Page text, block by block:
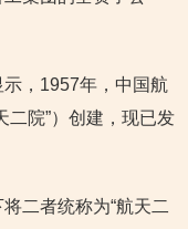
，1957年，中国航
二院”）创建，现已发
二者统称为“航天二